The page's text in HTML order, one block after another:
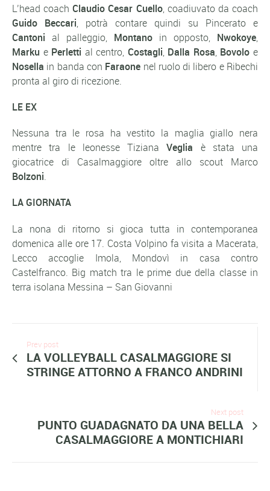
L’head coachClaudio Cesar Cuello, coadiuvato da coach
Guido Beccari, potrà contare quindi su Pincerato e
Cantoni al palleggio, Montano in opposto, Nwokoye,
Marku e Perletti al centro, Costagli, Dalla Rosa, Bovolo e
Nosella in banda con Faraone nel ruolo di libero e Ribechi
pronta al giro di ricezione.
LE EX
Nessuna tra le rosa ha vestito la maglia giallo nera
mentre tra le leonesse TizianaVeglia è stata una
giocatrice di Casalmaggiore oltre allo scout Marco
Bolzoni.
LA GIORNATA
La nona di ritorno si gioca tutta in contemporanea
domenica alle ore 17. Costa Volpino fa visita a Macerata,
Lecco accoglie Imola, Mondovì in casa contro
Castelfranco. Big match tra le prime due della classe in
terra isolana Messina – San Giovanni
Prev post
LA VOLLEYBALL CASALMAGGIORE SI
STRINGE ATTORNO A FRANCO ANDRINI
Next post
PUNTO GUADAGNATO DA UNA BELLA
CASALMAGGIORE A MONTICHIARI